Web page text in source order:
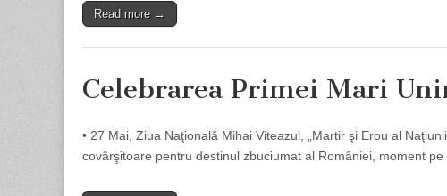
Read more →
Celebrarea Primei Mari
• 27 Mai, Ziua Naţională Mihai Viteazul, „Martir şi Erou al
covârşitoare pentru destinul zbuciumat al României, moment